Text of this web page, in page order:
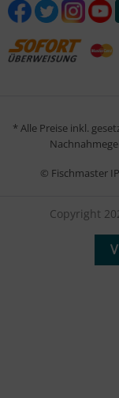
* Alle Preise inkl.
© Fischmaster
Copyright